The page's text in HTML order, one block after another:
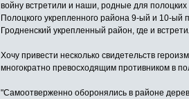
войну встретили и наши, родные для
Полоцкого укрепленного района 9-ый и 10-
Гродненский укрепленный район, где и
Хочу привести несколько свидетельств
многократно превосходящим противником в
"Самоотверженно оборонялись в районе